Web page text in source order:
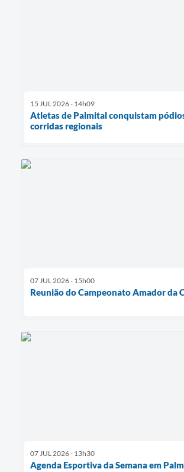
15 JUL 2026 - 14h09
Atletas de Palmital conquistam
corridas regionais
07 JUL 2026 - 15h00
Reunião do Campeonato Amador da
07 JUL 2026 - 13h30
Agenda Esportiva da Semana em